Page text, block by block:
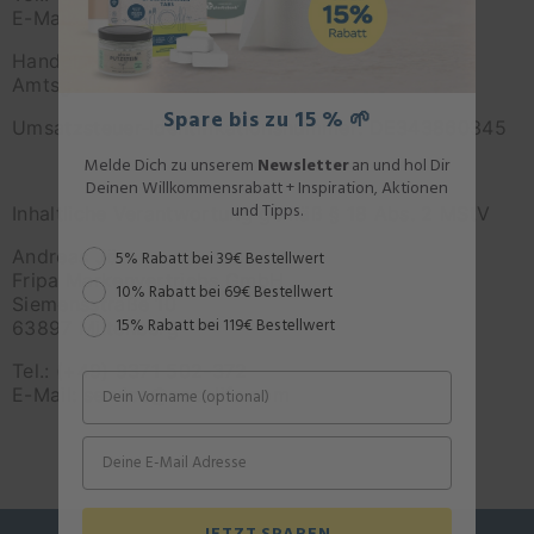
E-Mail:
service@oecolife.com
Handelsregister HRB 9431
Amtsgericht Düren
Umsatzsteuer-Identifikationsnummer: DE343860345
Inhaltliche Verantwortung gemäß § 18 Abs. 2 MStV
Andreas Jörn
Fripa Markenvertriebs GmbH
Siemensstraße 10
63897 Miltenberg
Tel.: (+49) 9371 502-372
E-Mail:
service@oecolife.com
Spare bis zu 15 % 🌱
Melde Dich zu unserem Newsletter an und hol Dir
Deinen Willkommensrabatt + Inspiration, Aktionen
und Tipps.
Rabattstaffel
5% Rabatt bei 39€ Bestellwert
10% Rabatt bei 69€ Bestellwert
15% Rabatt bei 119€ Bestellwert